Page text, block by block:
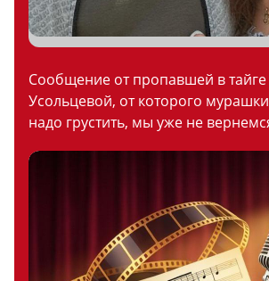
Сообщение от пропавшей в
Усольцевой, от которого
надо грустить, мы уже не